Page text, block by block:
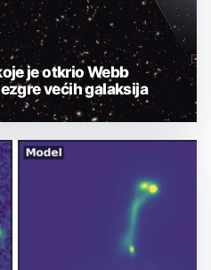
je otkrio Webb
većih galaksija